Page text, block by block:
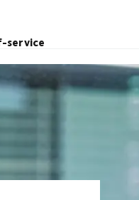
service